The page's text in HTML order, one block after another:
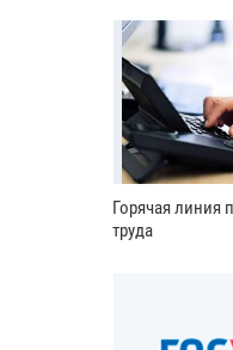
Горячая линия
труда